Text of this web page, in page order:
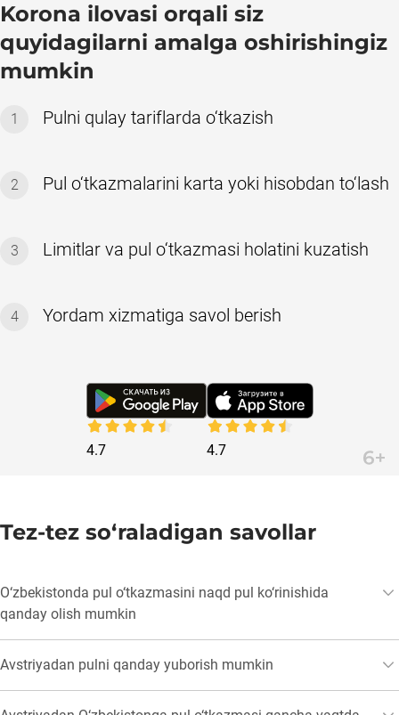
Korona ilovasi orqali siz
quyidagilarni amalga oshirishingiz
mumkin
1 Pulni qulay tariflarda o‘tkazish
2 Pul o‘tkazmalarini karta yoki hisobdan to‘lash
3 Limitlar va pul o‘tkazmasi holatini kuzatish
4 Yordam xizmatiga savol berish
4.7 4.7
Tez-tez so‘raladigan savollar
O‘zbekistonda pul o‘tkazmasini naqd pul ko‘rinishida
qanday olish mumkin
Naqd pul ko‘rinishida pul o‘tkazmasi Korona hamkorlari
ofislarida beriladi. Qabul qiluvchi shaxsini tasdiqlovchi
hujjatni taqdim etishi va pul o‘tkazmasi raqamini aytishi
Avstriyadan pulni qanday yuborish mumkin
Qabul qiluvchi mamlakatni tanlang, pul o‘tkazmasini olish
usuli va summasini ko‘rsating, yuborish va yetkazib